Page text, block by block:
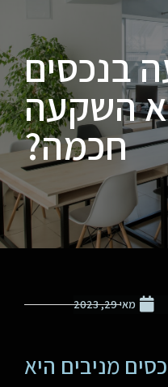
בנכסים
השקעה
חכמה?
מאי 29, 2023
מניבים היא